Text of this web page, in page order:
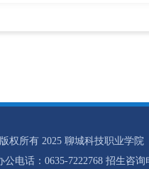
版权所有 2025 聊城科技职业学院
电话：0635-7222768 招生咨询